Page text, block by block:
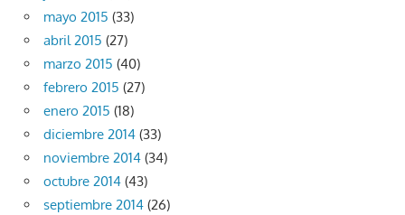
mayo 2015 (33)
abril 2015 (27)
marzo 2015 (40)
febrero 2015 (27)
enero 2015 (18)
diciembre 2014 (33)
noviembre 2014 (34)
octubre 2014 (43)
septiembre 2014 (26)